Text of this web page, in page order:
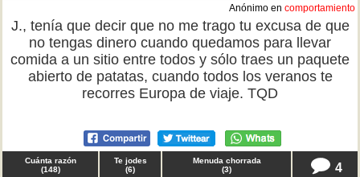
Anónimo en comportamiento
J., tenía que decir que no me trago tu excusa de que
no tengas dinero cuando quedamos para llevar
comida a un sitio entre todos y sólo traes un paquete
abierto de patatas, cuando todos los veranos te
recorres Europa de viaje. TQD
Cuánta razón
(148)
Te jodes
(6)
Menuda chorrada
(3) 4